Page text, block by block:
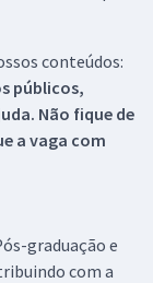
conteúdos:
públicos,
Não fique de
a vaga com
graduação e
com a